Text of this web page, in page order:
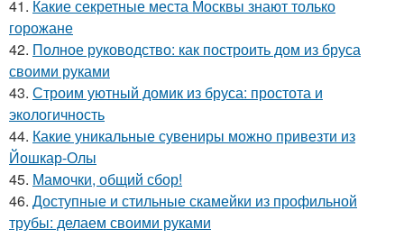
41. Какие секретные места Москвы знают только
горожане
42. Полное руководство: как построить дом из бруса
своими руками
43. Строим уютный домик из бруса: простота и
экологичность
44. Какие уникальные сувениры можно привезти из
Йошкар-Олы
45. Мамочки, общий сбор!
46. Доступные и стильные скамейки из профильной
трубы: делаем своими руками